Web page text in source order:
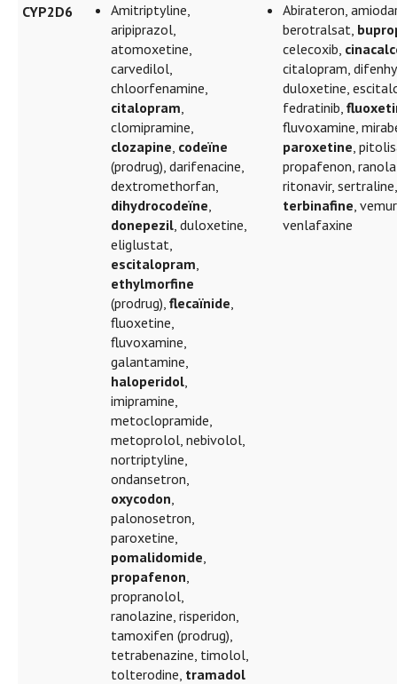
CYP2D6
Amitriptyline,
aripiprazol,
atomoxetine,
carvedilol,
chloorfenamine,
citalopram,
clomipramine,
clozapine, codeïne
(prodrug), darifenacine,
dextromethorfan,
dihydrocodeïne,
donepezil, duloxetine,
eliglustat,
escitalopram,
ethylmorfine
(prodrug),flecaïnide,
fluoxetine,
fluvoxamine,
galantamine,
haloperidol,
imipramine,
metoclopramide,
metoprolol, nebivolol,
nortriptyline,
ondansetron,
oxycodon,
palonosetron,
paroxetine,
pomalidomide,
propafenon,
propranolol,
ranolazine, risperidon,
tamoxifen (prodrug),
tetrabenazine, timolol,
tolterodine, tramadol
Abirateron,
berotralsat,
celecoxib,
citalopram,
duloxetine,
fedratinib,
fluvoxamine,
paroxetine,
propafenon,
ritonavir, sertraline,
terbinafine,
venlafaxine